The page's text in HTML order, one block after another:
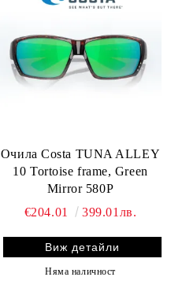
Очила Costa TUNA ALLEY
10 Tortoise frame, Green
Mirror 580P
€204.01
399.01лв.
Виж детайли
Няма наличност